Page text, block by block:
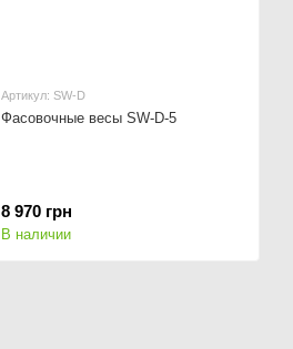
Артикул: SW-D
Фасовочные весы SW-D-5
8 970 грн
В наличии